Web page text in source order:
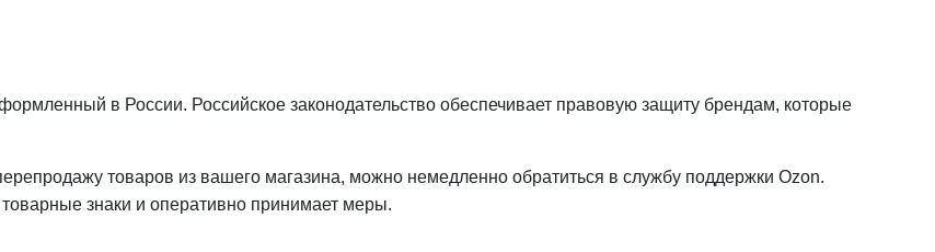
в России. Российское законодательство обеспечивает правовую защиту брендам, которые
товаров из вашего магазина, можно немедленно обратиться в службу поддержки Ozon.
знаки и оперативно принимает меры.